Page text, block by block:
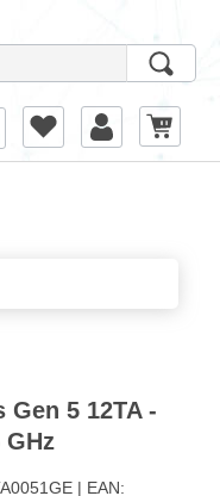
Gen 5 12TA -
GHz
| EAN: